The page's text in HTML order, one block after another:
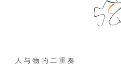
人 与 物 的 二 重 奏